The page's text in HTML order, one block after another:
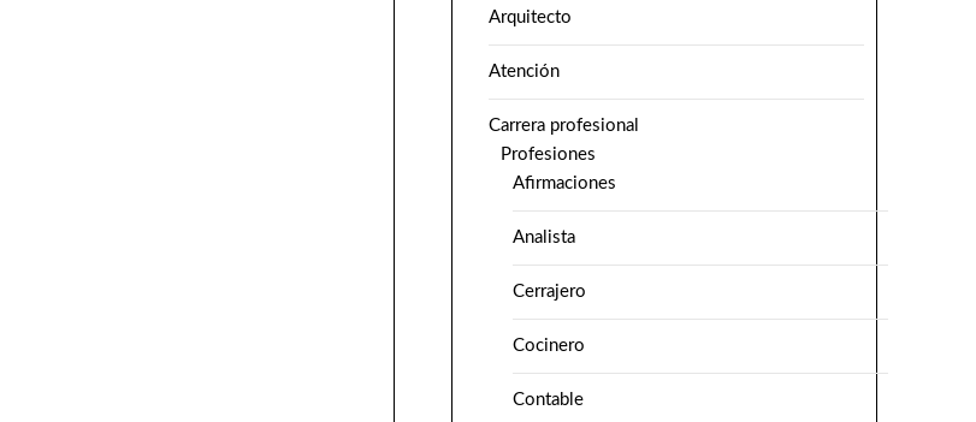
Arquitecto
Atención
Carrera profesional
Profesiones
Afirmaciones
Analista
Cerrajero
Cocinero
Contable